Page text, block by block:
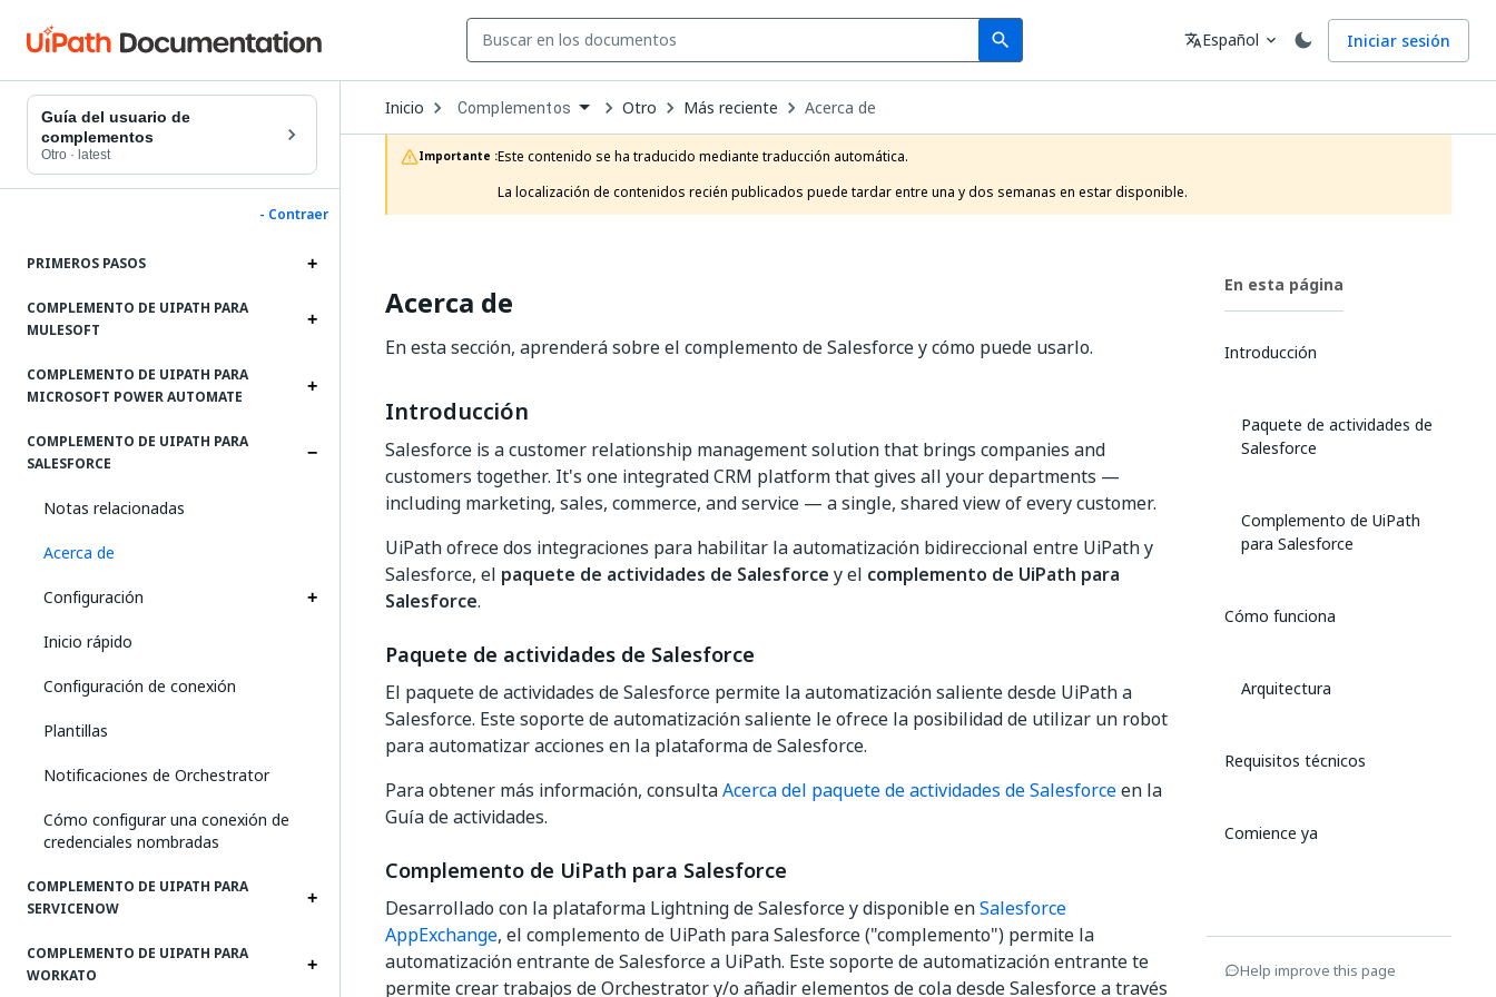
search
Search Idioma
translateEspañol expand_more Iniciar sesión
Guía del usuario de
complementos
Otro · latest
- Contraer
PRIMEROS PASOS
COMPLEMENTO DE UIPATH PARA
MULESOFT
COMPLEMENTO DE UIPATH PARA
MICROSOFT POWER AUTOMATE
COMPLEMENTO DE UIPATH PARA
SALESFORCE
Notas relacionadas
Acerca de
Configuración
Inicio rápido
Configuración de conexión
Plantillas
Notificaciones de Orchestrator
Cómo configurar una conexión de
credenciales nombradas
COMPLEMENTO DE UIPATH PARA
SERVICENOW
COMPLEMENTO DE UIPATH PARA
WORKATO
Inicio Open
Dropdown
to
choose
product
Complementos Otro Más reciente Acerca de
Importante :Este contenido se ha traducido mediante traducción automática.
La localización de contenidos recién publicados puede tardar entre una y dos semanas en estar disponible.
Acerca de
En esta sección, aprenderá sobre el complemento de Salesforce y cómo puede usarlo.
Introducción
Salesforce is a customer relationship management solution that brings companies and
customers together. It's one integrated CRM platform that gives all your departments —
including marketing, sales, commerce, and service — a single, shared view of every customer.
UiPath ofrece dos integraciones para habilitar la automatización bidireccional entre UiPath y
Salesforce, el paquete de actividades de Salesforce y el complemento de UiPath para
Salesforce.
Paquete de actividades de Salesforce
El paquete de actividades de Salesforce permite la automatización saliente desde UiPath a
Salesforce. Este soporte de automatización saliente le ofrece la posibilidad de utilizar un robot
para automatizar acciones en la plataforma de Salesforce.
Para obtener más información, consultaAcerca del paquete de actividades de Salesforceen la
Guía de actividades.
Complemento de UiPath para Salesforce
Desarrollado con la plataforma Lightning de Salesforce y disponible enSalesforce
AppExchange, el complemento de UiPath para Salesforce ("complemento") permite la
automatización entrante de Salesforce a UiPath. Este soporte de automatización entrante te
permite crear trabajos de Orchestrator y/o añadir elementos de cola desde Salesforce a través
En esta página
Introducción
Paquete de actividades de
Salesforce
Complemento de UiPath
para Salesforce
Cómo funciona
Arquitectura
Requisitos técnicos
Comience ya
Help improve this page